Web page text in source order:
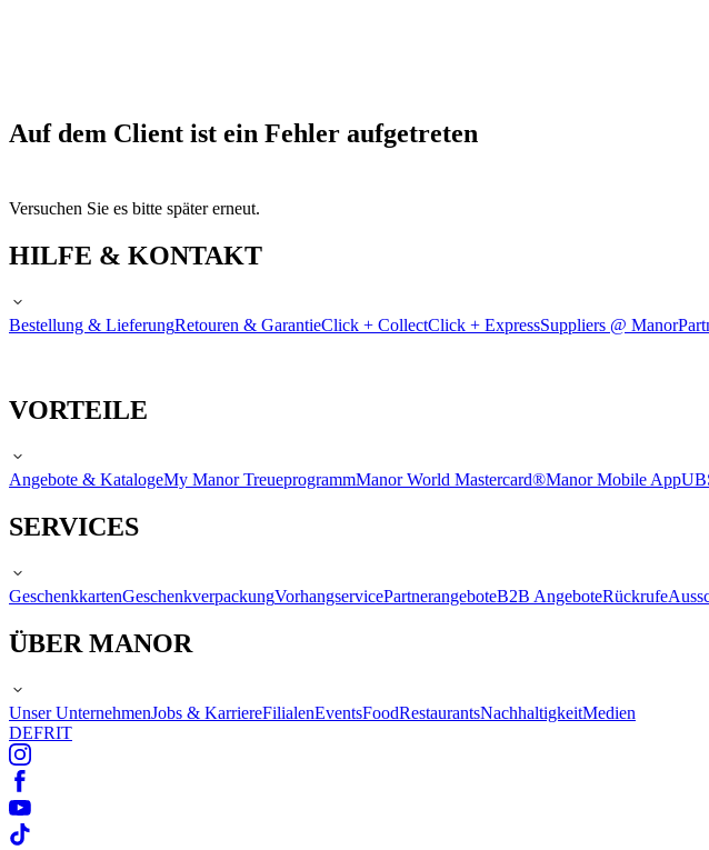
Auf dem Client ist ein Fehler aufgetreten
Versuchen Sie es bitte später erneut.
HILFE & KONTAKT
Bestellung & LieferungRetouren & GarantieClick + CollectClick + ExpressSuppliers @ Manor
VORTEILE
Angebote & KatalogeMy Manor TreueprogrammManor World Mastercard®Manor Mobile App
SERVICES
GeschenkkartenGeschenkverpackungVorhangservicePartnerangeboteB2B AngeboteRückrufe
ÜBER MANOR
Unser UnternehmenJobs & KarriereFilialenEventsFoodRestaurantsNachhaltigkeitMedien
DEFRIT